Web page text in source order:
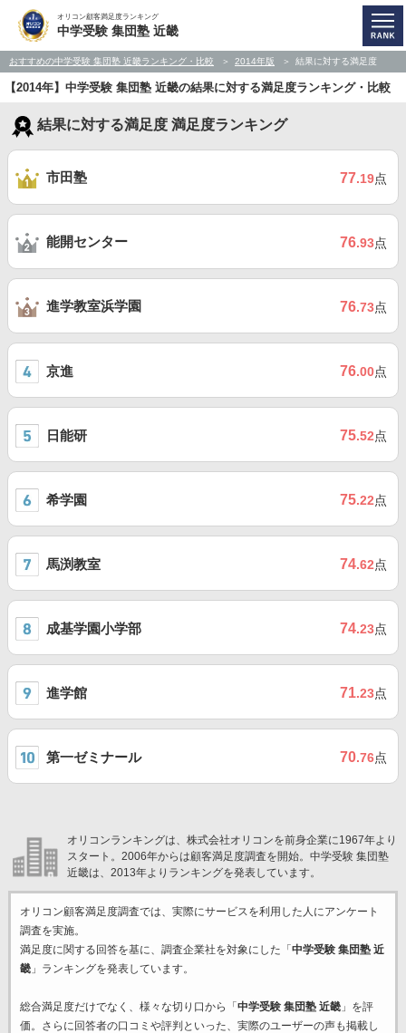
オリコン顧客満足度ランキング
中学受験 集団塾 近畿
おすすめの中学受験 集団塾 近畿ランキング・比較 2014年版 結果に対する満足度
【2014年】中学受験 集団塾 近畿の結果に対する満足度ランキング・比較
結果に対する満足度 満足度ランキング
市田塾 77.19点
能開センター 76.93点
進学教室浜学園 76.73点
京進 76.00点
日能研 75.52点
希学園 75.22点
馬渕教室 74.62点
成基学園小学部 74.23点
進学館 71.23点
第一ゼミナール 70.76点
オリコンランキングは、株式会社オリコンを前身企業に1967年より
スタート。2006年からは顧客満足度調査を開始。中学受験 集団塾
近畿は、2013年よりランキングを発表しています。
オリコン顧客満足度調査では、実際にサービスを利用した 人にアンケート
調査を実施。
満足度に関する回答を基に、調査企業社を対象にした「 中学受験 集団塾 近
畿」ランキングを発表しています。
総合満足度だけでなく、様々な切り口から「 中学受験 集団塾 近畿」を評
価。さらに回答者の口コミや評判といった、実際のユーザーの声も掲載し